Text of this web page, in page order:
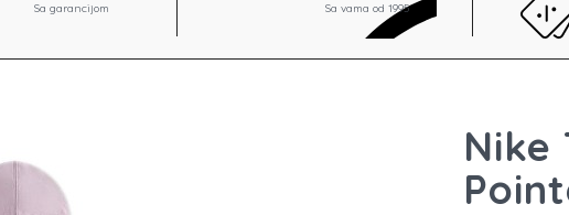
Sa garancijom Sa vama od 1995
Nike